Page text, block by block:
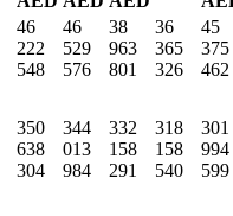
46
222
548
46
529
576
38
963
801
36
365
326
45
375
462
350
638
304
344
013
984
332
158
291
318
158
540
301
994
599